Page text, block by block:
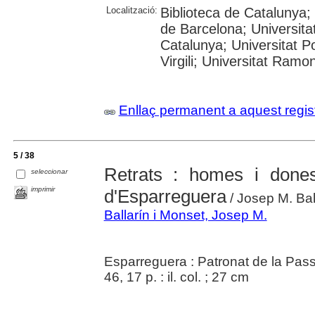
Localització: Biblioteca de
de Barcelona;
Catalunya; Universitat
Virgili; Universitat
Enllaç permanent a aquest
5 / 38
seleccionar
imprimir
Retrats : homes i
d'Esparreguera/ Josep M.
Ballarín i Monset, Josep M.
Esparreguera : Patronat de la
46, 17 p. : il. col. ; 27 cm